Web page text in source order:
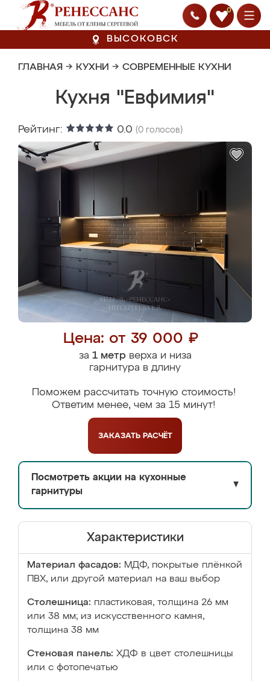
0
ВЫСОКОВСК
ГЛАВНАЯ → КУХНИ → СОВРЕМЕННЫЕ КУХНИ
Кухня "Евфимия"
Рейтинг: 0.0 (0 голосов)
Цена: от 39 000 ₽
за 1 метрверха и низа
гарнитура в длину
Поможем рассчитать точную стоимость!
Ответим менее, чем за 15 минут!
ЗАКАЗАТЬ РАСЧЁТ
Посмотреть акции на кухонные
гарнитуры
▼
Характеристики
Материал фасадов: МДФ, покрытые плёнкой
ПВХ, или другой материал на ваш выбор
Столешница: пластиковая, толщина 26 мм
или 38 мм; из искусственного камня,
толщина 38 мм
Стеновая панель: ХДФ в цвет столешницы
или с фотопечатью